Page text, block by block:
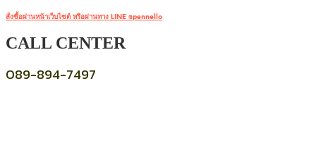
สั่งซื้อผ่านหน้าเว็บไซต์ หรือผ่านทาง LINE @pennello
CALL CENTER
089-894-7497